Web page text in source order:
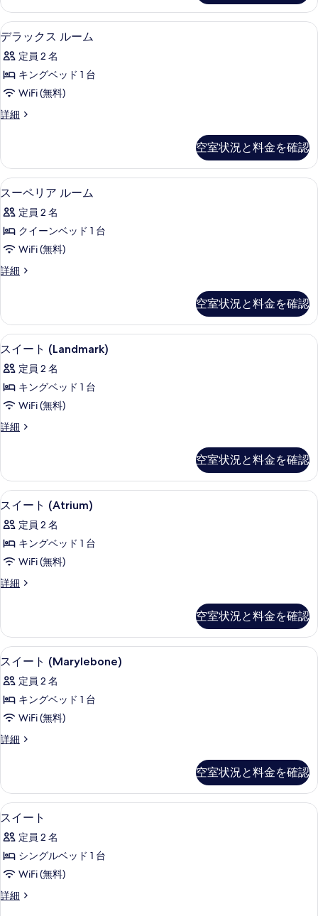
真
を
表
示
す
(Executive)
の
す
べ
て
の
を
表
示
す
る
ー
ル
ー
(Executive)
の
細
デ
ラ
ッ
ク
ス
ル
ム
の
す
べ
て
の
写
表
示
す
る
低刺激性寝具、ミニバー、セーフテ
3
デラックス ルーム
定員 2 名
キングベッド 1 台
WiFi (無料)
詳細
デ
ス
ル
ー
の
詳
空室状況と料金を確認
ス
ー
ペ
リ
ア
ル
ム
の
す
べ
て
の
写
表
示
す
る
低刺激性寝具、ミニバー、セーフテ
4
スーペリア ルーム
定員 2 名
クイーンベッド 1 台
WiFi (無料)
詳細
ス
ア
ル
ー
の
詳
空室状況と料金を確認
ス
イ
ー
ト
(Landmark)
の
べ
て
の
写
真
を
表
る
低刺激性寝具、ミニバー、セーフテ
4
スイート (Landmark)
定員 2 名
キングベッド 1 台
WiFi (無料)
詳細
ス
(Landmark)
の
詳
空室状況と料金を確認
ス
イ
ー
ト
(Atrium)
の
べ
て
の
写
真
を
表
る
低刺激性寝具、ミニバー、セーフテ
4
スイート (Atrium)
定員 2 名
キングベッド 1 台
WiFi (無料)
詳細
ス
(Atrium)
の
詳
空室状況と料金を確認
ス
イ
ー
ト
(Marylebone)
の
べ
て
の
写
真
を
表
低刺激性寝具、ミニバー、セーフテ
3
スイート (Marylebone)
定員 2 名
キングベッド 1 台
WiFi (無料)
詳細
ス
(Marylebone)
の
詳
空室状況と料金を確認
ス
イ
ー
ト
の
す
スイート | 低刺激性寝具、ミニバー
2
スイート
定員 2 名
シングルベッド 1 台
WiFi (無料)
詳細
ス